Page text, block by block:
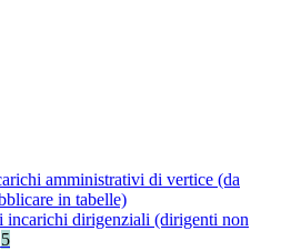
amministrativi di vertice (da
in tabelle)
incarichi dirigenziali (dirigenti non
5